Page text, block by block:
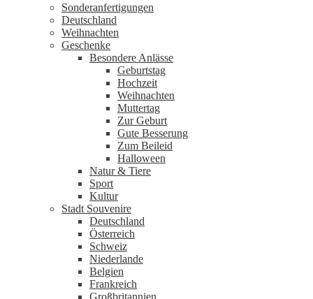
Sonderanfertigungen
Deutschland
Weihnachten
Geschenke
Besondere Anlässe
Geburtstag
Hochzeit
Weihnachten
Muttertag
Zur Geburt
Gute Besserung
Zum Beileid
Halloween
Natur & Tiere
Sport
Kultur
Stadt Souvenire
Deutschland
Österreich
Schweiz
Niederlande
Belgien
Frankreich
Großbritannien